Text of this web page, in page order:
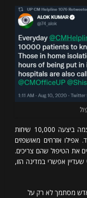
עכשיו, דמיינו את זה בקוביד, הממשלה עצמה ביצעה 10,000 שיחות
אפילו אזרחים מאושפזים
את הטיפול שהם צריכים.
אפשרי במדינה הזו,
מסתמך לא רק על